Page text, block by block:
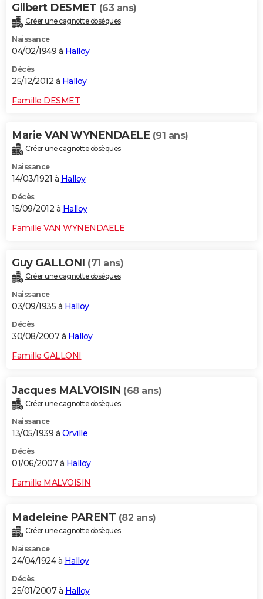
Gilbert DESMET (63 ans)
Créer une cagnotte obsèques
Naissance
04/02/1949 à Halloy
Décès
25/12/2012 à Halloy
Famille DESMET
Marie VAN WYNENDAELE (91 ans)
Créer une cagnotte obsèques
Naissance
14/03/1921 à Halloy
Décès
15/09/2012 à Halloy
Famille VAN WYNENDAELE
Guy GALLONI (71 ans)
Créer une cagnotte obsèques
Naissance
03/09/1935 à Halloy
Décès
30/08/2007 à Halloy
Famille GALLONI
Jacques MALVOISIN (68 ans)
Créer une cagnotte obsèques
Naissance
13/05/1939 à Orville
Décès
01/06/2007 à Halloy
Famille MALVOISIN
Madeleine PARENT (82 ans)
Créer une cagnotte obsèques
Naissance
24/04/1924 à Halloy
Décès
25/01/2007 à Halloy